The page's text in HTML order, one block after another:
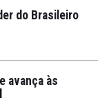
do Brasileiro
avança às